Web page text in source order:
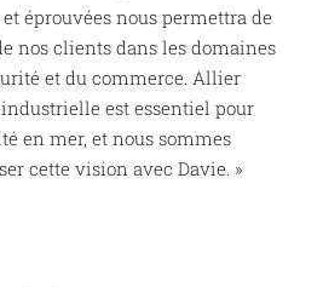
éprouvées nous permettra de
nos clients dans les domaines
et du commerce. Allier
est essentiel pour
en mer, et nous sommes
cette vision avec Davie. »